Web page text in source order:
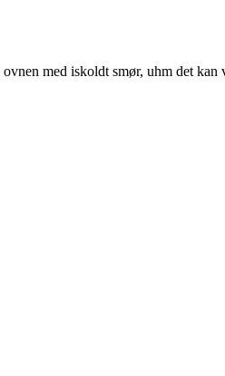
med iskoldt smør, uhm det kan